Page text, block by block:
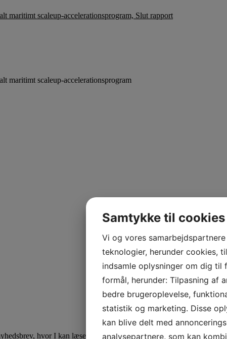
maritimt scaleup-accelerationsprogram, Slut rapport
maritimt scaleup-accelerationsprogram
hvor I kan læse mere om de projekter, der modtager
Samtykke til cookies
Vi og vores
teknologier, herunder cookies,
indsamle oplysninger om dig til
formål, herunder: Tilpasning af
bedre brugeroplevelse,
statistik og marketing. Disse
kan blive delt med
analysepartnere, som kan